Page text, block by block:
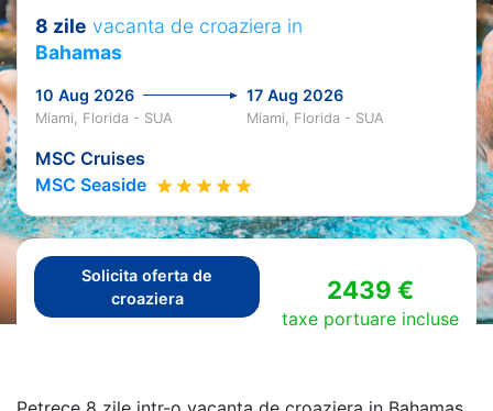
8 zile vacanta de croaziera in
Bahamas
10 Aug 2026 17 Aug 2026
Miami, Florida - SUA Miami, Florida - SUA
MSC Cruises
MSC Seaside
Solicita oferta de
croaziera
2439 €
taxe portuare incluse